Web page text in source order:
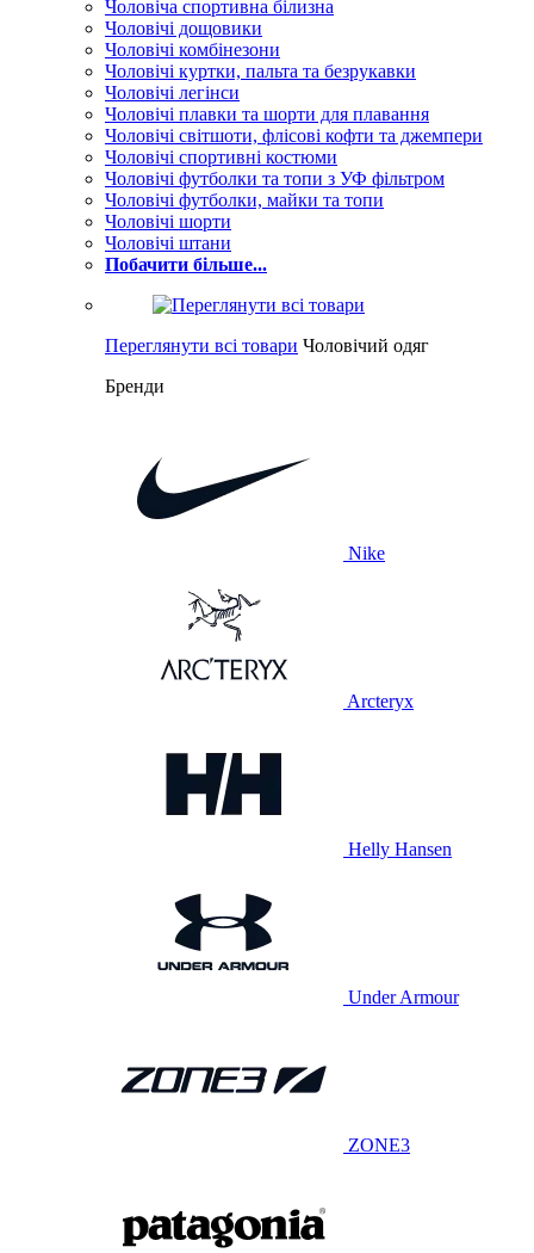
Чоловіча спортивна білизна
Чоловічі дощовики
Чоловічі комбінезони
Чоловічі куртки, пальта та безрукавки
Чоловічі легінси
Чоловічі плавки та шорти для плавання
Чоловічі світшоти, флісові кофти та джемпери
Чоловічі спортивні костюми
Чоловічі футболки та топи з УФ фільтром
Чоловічі футболки, майки та топи
Чоловічі шорти
Чоловічі штани
Побачити більше...
Переглянути всі товари Чоловічий одяг
Бренди
Nike
Arcteryx
Helly Hansen
Under Armour
ZONE3